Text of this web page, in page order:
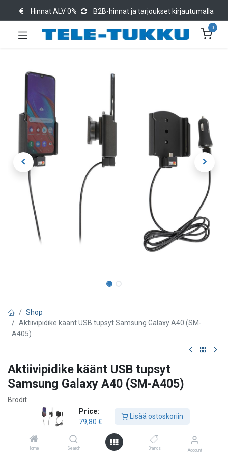
Price:
79,80 €
Lisää ostoskoriin
Home Search Brands Account
Hinnat ALV 0% B2B-hinnat ja tarjoukset kirjautumalla
0
Shop
Aktiivipidike käänt USB tupsyt Samsung Galaxy A40 (SM-
A405)
Aktiivipidike käänt USB tupsyt
Samsung Galaxy A40 (SM-A405)
Brodit
€
Lisää ostoskoriin